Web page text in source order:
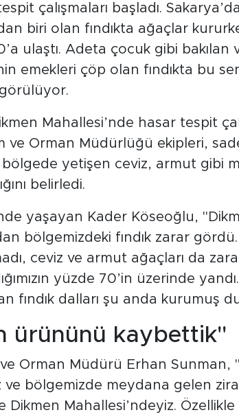
çalışmaları başladı.
biri olan fındıkta ağaçlar
ulaştı. Adeta çocuk gibi bakılan
emekleri çöp olan fındıkta bu
Mahallesi’nde hasar tespit
ve Orman Müdürlüğü ekipleri,
yetişen ceviz, armut gibi
belirledi.
yaşayan Kader Köseoğlu,
bölgemizdeki fındık zarar
ceviz ve armut ağaçları da
yüzde 70’in üzerinde
fındık dalları şu anda kurumuş
ürününü kaybettik"
Orman Müdürü Erhan Sunman,
bölgemizde meydana gelen zirai
Mahallesi’ndeyiz. Özellikle